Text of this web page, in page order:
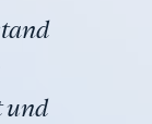
und